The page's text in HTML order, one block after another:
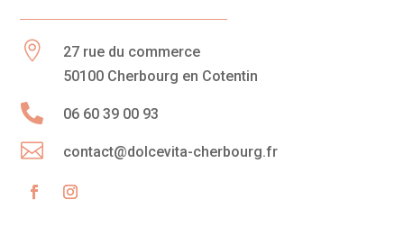

27 rue du commerce
50100 Cherbourg en Cotentin
 06 60 39 00 93
 contact@dolcevita-cherbourg.fr